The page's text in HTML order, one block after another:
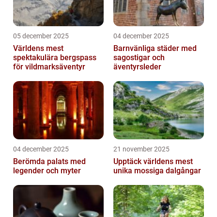
05 december 2025
Världens mest
spektakulära bergspass
för vildmarksäventyr
04 december 2025
Barnvänliga städer med
sagostigar och
äventyrsleder
04 december 2025
Berömda palats med
legender och myter
21 november 2025
Upptäck världens mest
unika mossiga dalgångar